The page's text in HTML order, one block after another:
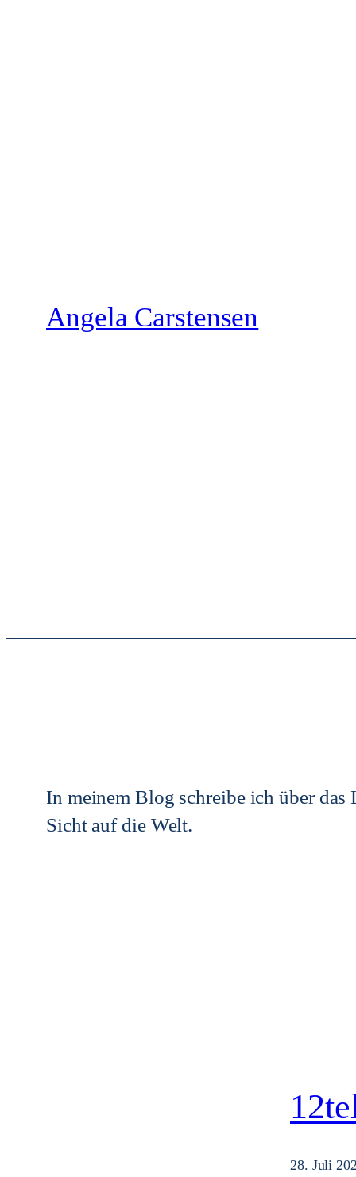
Angela Carstensen
In meinem Blog schreibe ich über
Sicht auf die Welt.
28. Juli